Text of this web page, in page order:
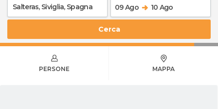
09 Ago 10 Ago
Cerca
PERSONE MAPPA